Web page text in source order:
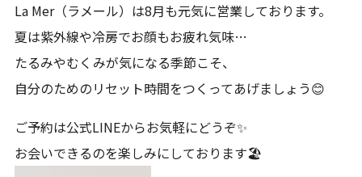
La Mer（ラメール）は8月も元気に営業しております。
夏は紫外線や冷房でお顔もお疲れ気味…
たるみやむくみが気になる季節こそ、
自分のためのリセット時間をつくってあげましょう😊
ご予約は公式LINEからお気軽にどうぞ✨
お会いできるのを楽しみにしております🏖️